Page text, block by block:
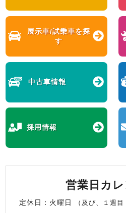
展示車/試乗車を探
す
中古車情報
採用情報
営業日カ
定休日：火曜日 （及び、１週